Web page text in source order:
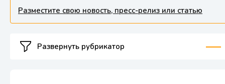
Разместите свою новость, пресс-релиз или статью
Развернуть рубрикатор